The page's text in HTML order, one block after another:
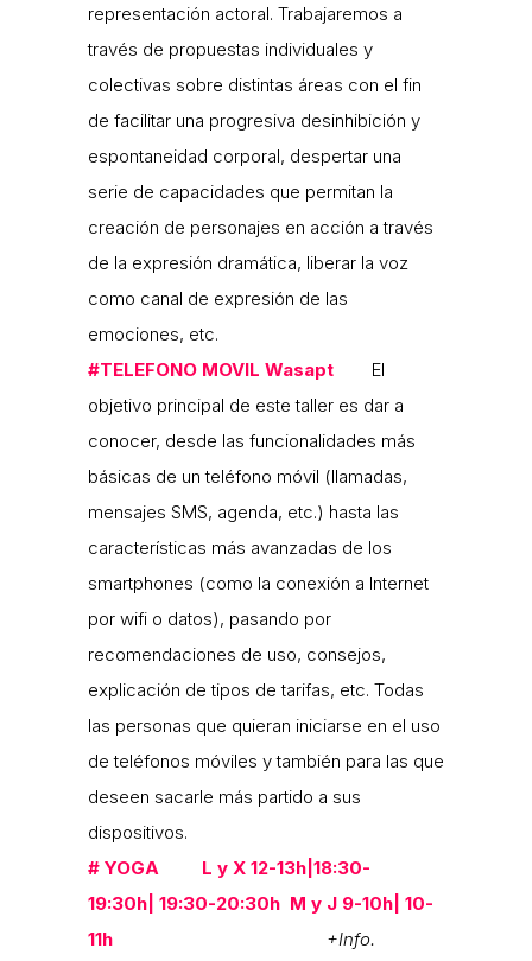
representación actoral. Trabajaremos a
través de propuestas individuales y
colectivas sobre distintas áreas con el fin
de facilitar una progresiva desinhibición y
espontaneidad corporal, despertar una
serie de capacidades que permitan la
creación de personajes en acción a través
de la expresión dramática, liberar la voz
como canal de expresión de las
emociones, etc.
#TELEFONO MOVIL Wasapt El
objetivo principal de este taller es dar a
conocer, desde las funcionalidades más
básicas de un teléfono móvil (llamadas,
mensajes SMS, agenda, etc.) hasta las
características más avanzadas de los
smartphones (como la conexión a Internet
por wifi o datos), pasando por
recomendaciones de uso, consejos,
explicación de tipos de tarifas, etc. Todas
las personas que quieran iniciarse en el uso
de teléfonos móviles y también para las que
deseen sacarle más partido a sus
dispositivos.
# YOGA L y X 12-13h|18:30-
19:30h| 19:30-20:30h M y J 9-10h| 10-
11h +Info.